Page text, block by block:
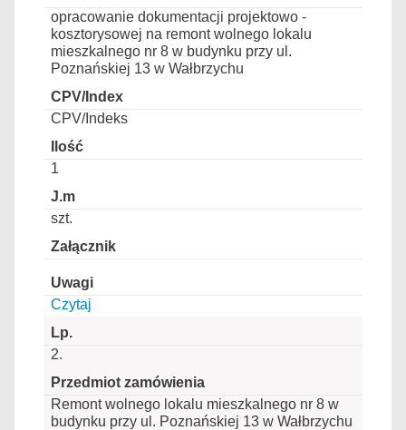
opracowanie dokumentacji projektowo -
kosztorysowej na remont wolnego lokalu
mieszkalnego nr 8 w budynku przy ul.
Poznańskiej 13 w Wałbrzychu
CPV/Indeks
1
szt.
Czytaj
2.
Remont wolnego lokalu mieszkalnego nr 8 w
budynku przy ul. Poznańskiej 13 w Wałbrzychu